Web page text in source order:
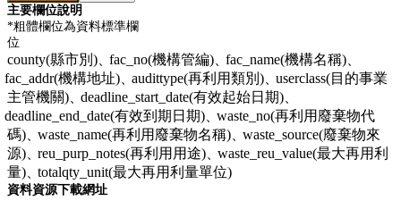
主要欄位說明
*粗體欄位為資料標準欄
位
county(縣市別)、fac_no(機構管編)、fac_name(機構名稱)、
fac_addr(機構地址)、audittype(再利用類別)、userclass(目的事業
主管機關)、deadline_start_date(有效起始日期)、
deadline_end_date(有效到期日期)、waste_no(再利用廢棄物代
碼)、waste_name(再利用廢棄物名稱)、waste_source(廢棄物來
源)、reu_purp_notes(再利用用途)、waste_reu_value(最大再用利
量)、totalqty_unit(最大再用利量單位)
資料資源下載網址